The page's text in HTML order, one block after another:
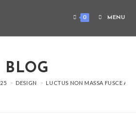
0 MENU
BLOG
25 > DESIGN > LUCTUS NON MASSA FUSCE AC